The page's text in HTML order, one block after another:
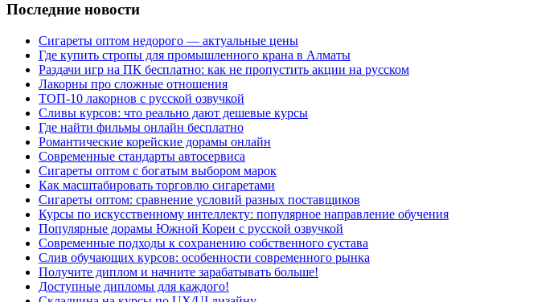
Последние новости
Сигареты оптом недорого — актуальные цены
Где купить стропы для промышленного крана в Алматы
Раздачи игр на ПК бесплатно: как не пропустить акции на русском
Лакорны про сложные отношения
ТОП-10 лакорнов с русской озвучкой
Сливы курсов: что реально дают дешевые курсы
Где найти фильмы онлайн бесплатно
Романтические корейские дорамы онлайн
Современные стандарты автосервиса
Сигареты оптом с богатым выбором марок
Как масштабировать торговлю сигаретами
Сигареты оптом: сравнение условий разных поставщиков
Курсы по искусственному интеллекту: популярное направление обучения
Популярные дорамы Южной Кореи с русской озвучкой
Современные подходы к сохранению собственного сустава
Слив обучающих курсов: особенности современного рынка
Получите диплом и начните зарабатывать больше!
Доступные дипломы для каждого!